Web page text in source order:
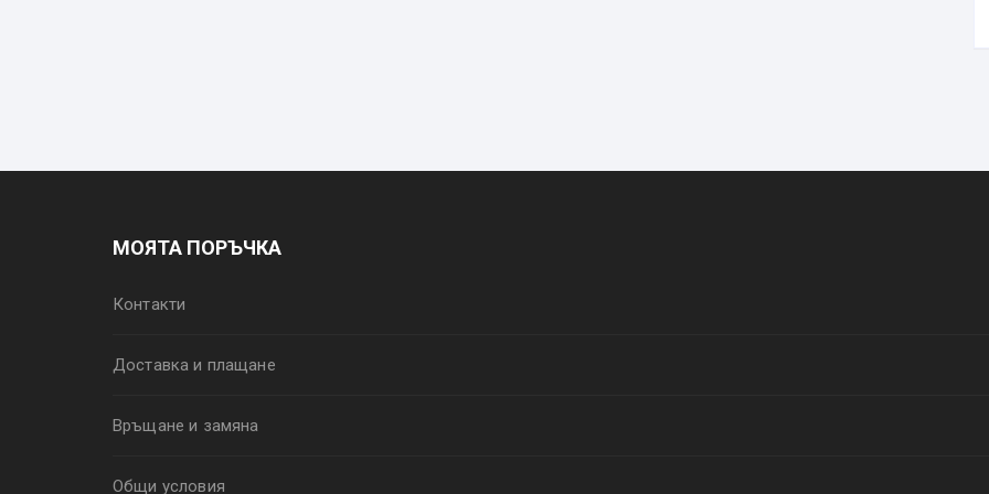
МОЯТА ПОРЪЧКА
Контакти
Доставка и плащане
Връщане и замяна
Общи условия